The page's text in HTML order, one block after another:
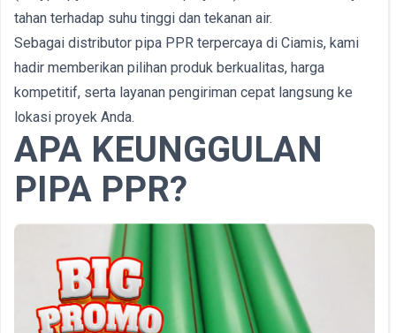
tahan terhadap suhu tinggi dan tekanan air.
Sebagai distributor pipa PPR terpercaya di Ciamis, kami
hadir memberikan pilihan produk berkualitas, harga
kompetitif, serta layanan pengiriman cepat langsung ke
lokasi proyek Anda.
APA KEUNGGULAN
PIPA PPR?